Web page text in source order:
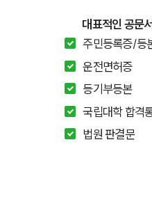
대표적인 공문서
주민등록증/등
운전면허증
등기부등본
국립대학 합격
법원 판결문